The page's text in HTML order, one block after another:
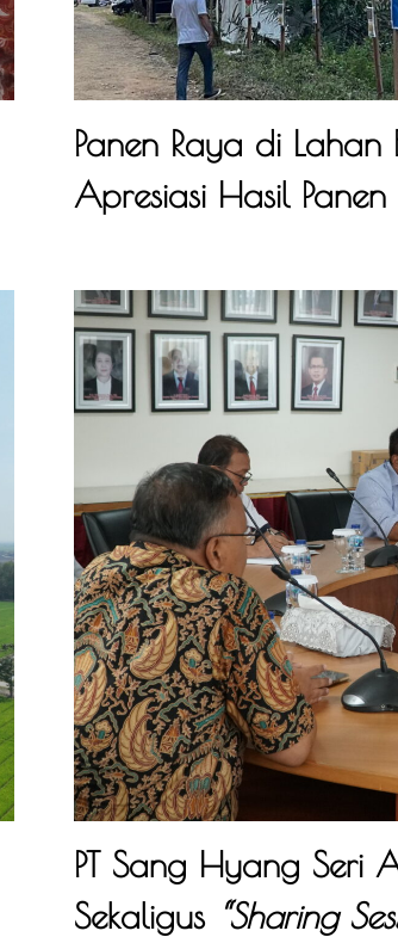
Panen Raya di
Apresiasi Hasil Panen
PT Sang Hyang Seri
Sekaligus “Sharing